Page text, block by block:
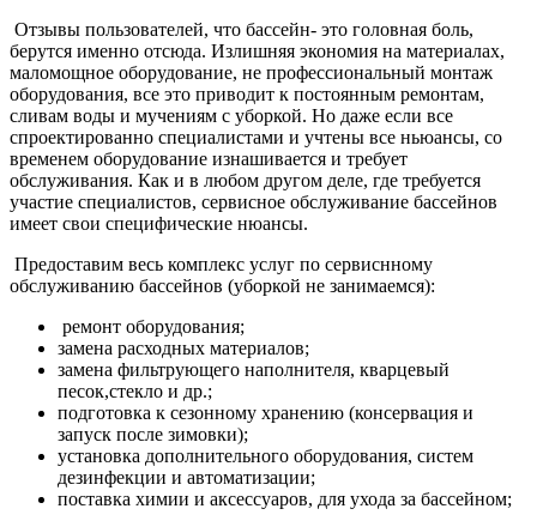
Отзывы пользователей, что бассейн- это головная боль,
берутся именно отсюда. Излишняя экономия на материалах,
маломощное оборудование, не профессиональный монтаж
оборудования, все это приводит к постоянным ремонтам,
сливам воды и мучениям с уборкой. Но даже если все
спроектированно специалистами и учтены все ньюансы, со
временем оборудование изнашивается и требует
обслуживания. Как и в любом другом деле, где требуется
участие специалистов, сервисное обслуживание бассейнов
имеет свои специфические нюансы.
Предоставим весь комплекс услуг по сервиснному
обслуживанию бассейнов (уборкой не занимаемся):
ремонт оборудования;
замена расходных материалов;
замена фильтрующего наполнителя, кварцевый
песок,стекло и др.;
подготовка к сезонному хранению (консервация и
запуск после зимовки);
установка дополнительного оборудования, систем
дезинфекции и автоматизации;
поставка химии и аксессуаров, для ухода за бассейном;